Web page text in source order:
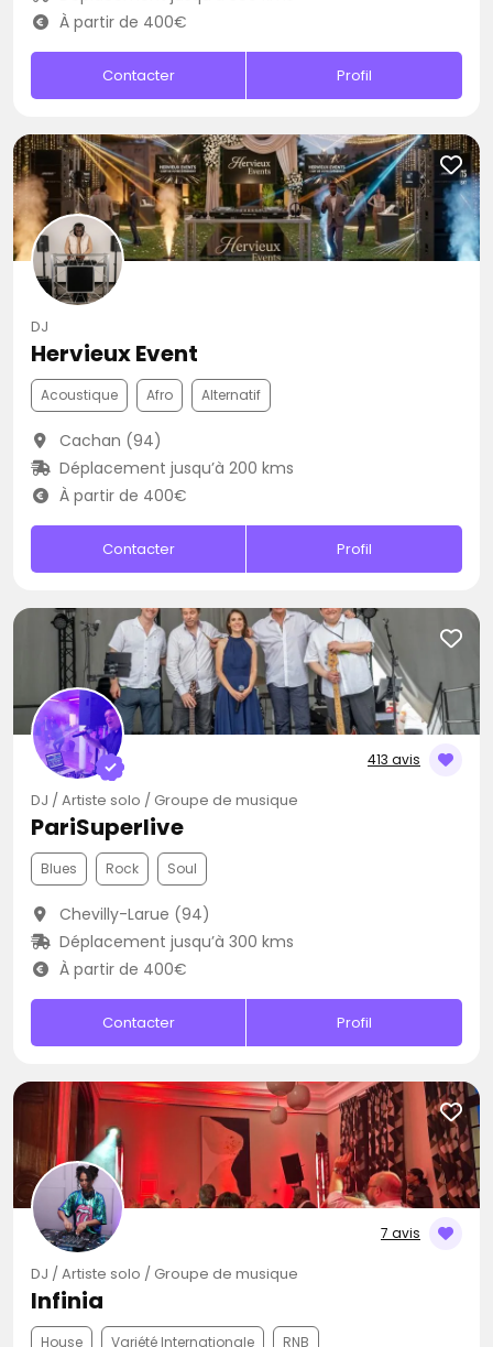
À partir de 400€
Contacter Profil
DJ
Hervieux Event
Acoustique Afro Alternatif
Cachan (94)
Déplacement jusqu’à 200 kms
À partir de 400€
Contacter Profil
413 avis
DJ / Artiste solo / Groupe de musique
PariSuperlive
Blues Rock Soul
Chevilly-Larue (94)
Déplacement jusqu’à 300 kms
À partir de 400€
Contacter Profil
7 avis
DJ / Artiste solo / Groupe de musique
Infinia
House Variété Internationale RNB